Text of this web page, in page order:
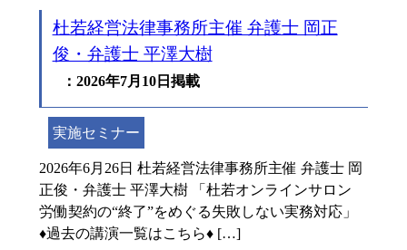
杜若経営法律事務所主催 弁護士 岡正
俊・弁護士 平澤大樹
：2026年7月10日掲載
実施セミナー
2026年6月26日 杜若経営法律事務所主催 弁護士 岡
正俊・弁護士 平澤大樹 「杜若オンラインサロン
労働契約の“終了”をめぐる失敗しない実務対応」
♦過去の講演一覧はこちら♦ […]